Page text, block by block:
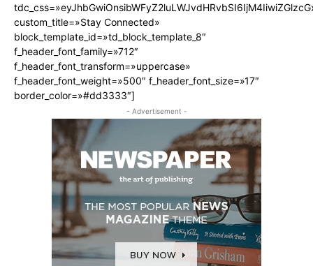
custom_title=»Stay Connected»
block_template_id=»td_block_template_8″
f_header_font_family=»712″
f_header_font_transform=»uppercase»
f_header_font_weight=»500″ f_header_font_size=»17″
border_color=»#dd3333″]
- Advertisement -